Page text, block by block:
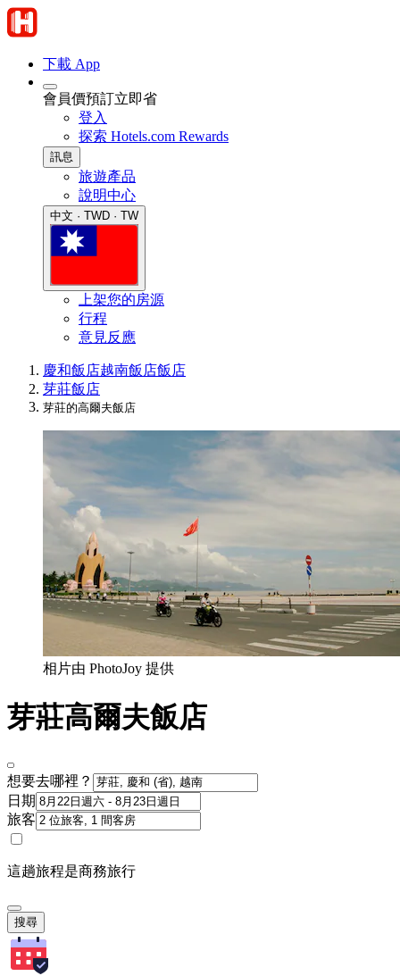
下載 App
會員價預訂立即省
登入
探索 Hotels.com Rewards
訊息
旅遊產品
說明中心
中文 · TWD · TW
上架您的房源
行程
意見反應
慶和飯店越南飯店飯店
芽莊飯店
芽莊的高爾夫飯店
相片由 PhotoJoy 提供
芽莊高爾夫飯店
想要去哪裡？
日期
旅客
這趟旅程是商務旅行
搜尋